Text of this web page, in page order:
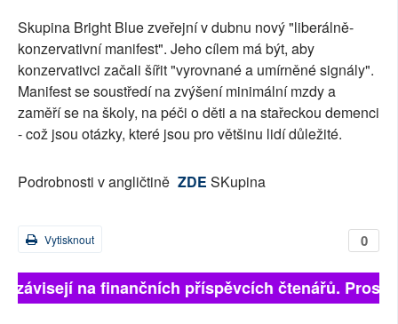
Skupina Bright Blue zveřejní v dubnu nový "liberálně-
konzervativní manifest". Jeho cílem má být, aby
konzervativci začali šířit "vyrovnané a umírněné signály".
Manifest se soustředí na zvýšení minimální mzdy a
zaměří se na školy, na péči o děti a na stařeckou demenci
- což jsou otázky, které jsou pro většinu lidí důležité.
Podrobnosti v angličtině ZDE SKupina
0
Vytisknout
na finančních příspěvcích čtenářů.